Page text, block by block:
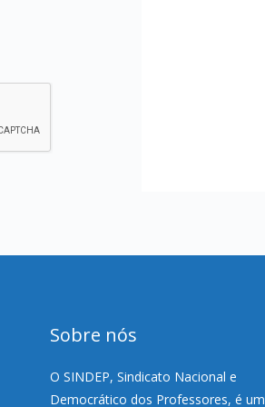
Sobre nós
O SINDEP, Sindicato Nacional e
Democrático dos Professores, é um